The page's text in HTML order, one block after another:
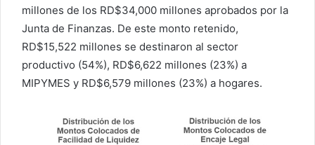
millones de los RD$34,000 millones aprobados por la
Junta de Finanzas. De este monto retenido,
RD$15,522 millones se destinaron al sector
productivo (54%), RD$6,622 millones (23%) a
MIPYMES y RD$6,579 millones (23%) a hogares.